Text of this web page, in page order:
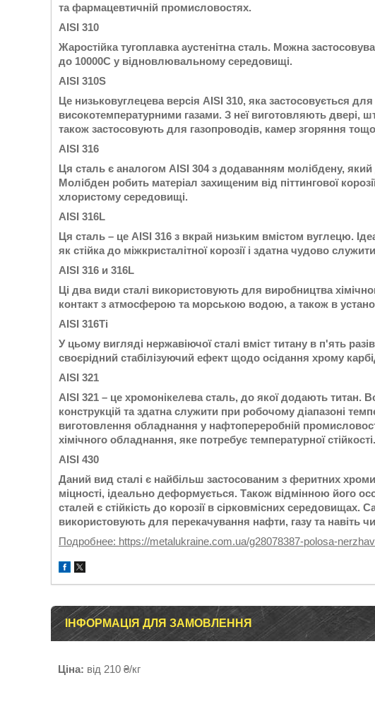
та фармацевтичній промисловостях.
AISI 310
Жаростійка тугоплавка аустенітна сталь. Можна
до 10000С у відновлювальному середовищі.
AISI 310S
Це низьковуглецева версія AISI 310, яка застосовується
високотемпературними газами. З неї виготовляють двері,
також застосовують для газопроводів, камер згоряння
AISI 316
Ця сталь є аналогом AISI 304 з додаванням молібдену, який
Молібден робить матеріал захищеним від піттингової
хлористому середовищі.
AISI 316L
Ця сталь – це AISI 316 з вкрай низьким вмістом вуглецю.
як стійка до міжкристалітної корозії і здатна чудово
AISI 316 и 316L
Ці два види сталі використовують для виробництва
контакт з атмосферою та морською водою, а також в
AISI 316Ti
У цьому вигляді нержавіючої сталі вміст титану в п'ять
своєрідний стабілізуючий ефект щодо осідання хрому
AISI 321
AISI 321 – це хромонікелева сталь, до якої додають титан.
конструкцій та здатна служити при робочому діапазоні
виготовлення обладнання у нафтопереробній
хімічного обладнання, яке потребує температурної стійкості.
AISI 430
Даний вид сталі є найбільш застосованим з феритних
міцності, ідеально деформується. Також відмінною його
сталей є стійкість до корозії в сірковмісних середовищах.
використовують для перекачування нафти, газу та навіть
Подробнее: https://metalukraine.com.ua/g28078387-polosa-
ІНФОРМАЦІЯ ДЛЯ ЗАМОВЛЕННЯ
Ціна: від 210 ₴/кг